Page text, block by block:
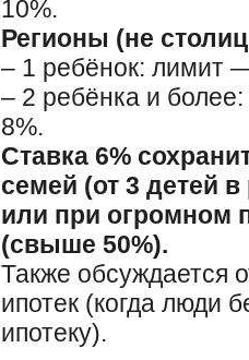
10%.
Регионы (не
– 1 ребёнок: лимит
– 2 ребёнка и
8%.
Ставка 6%
семей (от 3 детей
или при огромном
(свыше 50%).
Также обсуждается
ипотек (когда люди
ипотеку).